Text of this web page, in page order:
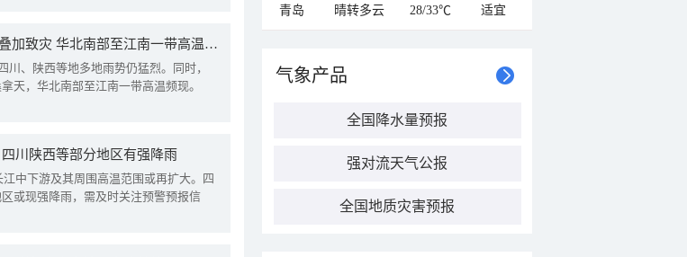
四川陕西等地需警惕降雨叠加致灾 华北南部至江南一带高温频现
川、陕西等地多地雨势仍猛烈。同时，
天，华北南部至江南一带高温频现。
川陕西等部分地区有强降雨
中下游及其周围高温范围或再扩大。四
或现强降雨，需及时关注预警预报信
青岛 晴转多云 28/33℃ 适宜
气象产品
全国降水量预报
强对流天气公报
全国地质灾害预报